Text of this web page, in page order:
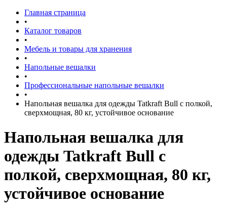
Главная страница
•
Каталог товаров
•
Мебель и товары для хранения
•
Напольные вешалки
•
Профессиональные напольные вешалки
•
Напольная вешалка для одежды Tatkraft Bull с полкой,
сверхмощная, 80 кг, устойчивое основание
Напольная вешалка для
одежды Tatkraft Bull с
полкой, сверхмощная, 80 кг,
устойчивое основание